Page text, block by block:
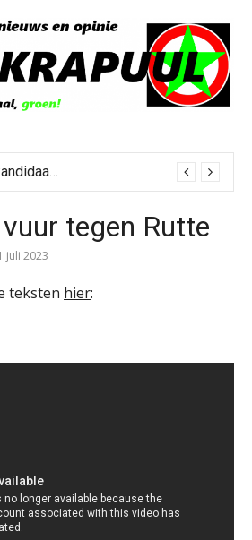
Progressieve kandidaat El-Sayed senaatskandidaat Michigan
tegen Rutte
juli 2023
teksten hier: